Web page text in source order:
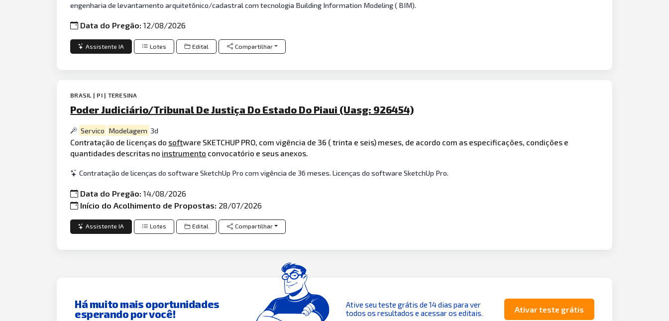
engenharia de levantamento arquitetônico/cadastral com tecnologia Building Information Modeling ( BIM).
Data do Pregão:12/08/2026
Assistente IA Lotes Edital Compartilhar
BRASIL | PI | TERESINA
Poder Judiciário/Tribunal De Justiça Do Estado Do Piaui (Uasg: 926454)
Servico Modelagem 3d
Contratação de licenças do software SKETCHUP PRO, com vigência de 36 ( trinta e seis) meses, de acordo com as especificações, condições e
quantidades descritas no instrumento convocatório e seus anexos.
Contratação de licenças do software SketchUp Pro com vigência de 36 meses. Licenças do software SketchUp Pro.
Data do Pregão:14/08/2026
Início do Acolhimento de Propostas: 28/07/2026
Assistente IA Lotes Edital Compartilhar
Há muito mais oportunidades
esperando por você!
Ative seu teste grátis de 14 dias para ver
todos os resultados e acessar os editais.
Ativar teste grátis